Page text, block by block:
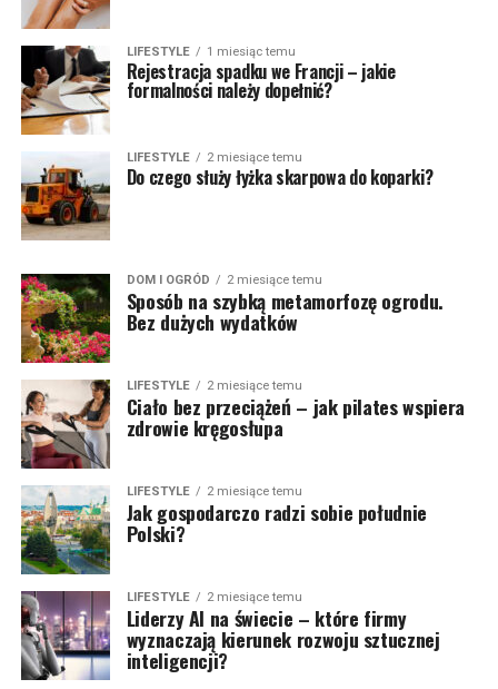
LIFESTYLE 1 miesiąc temu
Rejestracja spadku we Francji – jakie
formalności należy dopełnić?
LIFESTYLE 2 miesiące temu
Do czego służy łyżka skarpowa do koparki?
DOM I OGRÓD 2 miesiące temu
Sposób na szybką metamorfozę ogrodu.
Bez dużych wydatków
LIFESTYLE 2 miesiące temu
Ciało bez przeciążeń – jak pilates wspiera
zdrowie kręgosłupa
LIFESTYLE 2 miesiące temu
Jak gospodarczo radzi sobie południe
Polski?
LIFESTYLE 2 miesiące temu
Liderzy AI na świecie – które firmy
wyznaczają kierunek rozwoju sztucznej
inteligencji?